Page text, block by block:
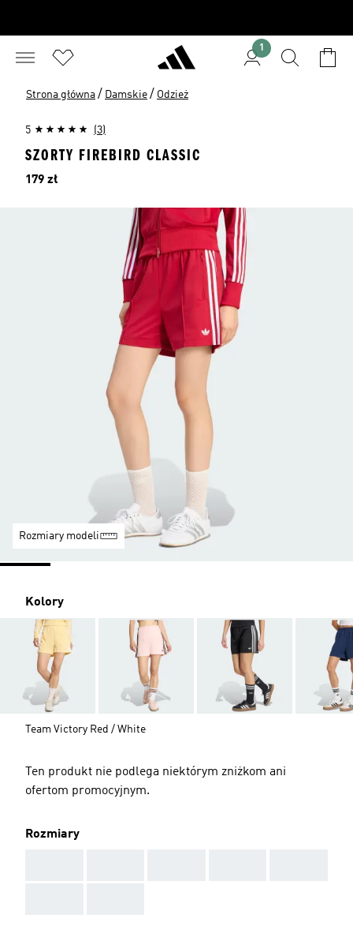
1
Strona główna / Damskie / Odzież
5 (3)
SZORTY FIREBIRD CLASSIC
Cena
179 zł
Rozmiary modeli
Kolory
Team Victory Red / White
Ten produkt nie podlega niektórym zniżkom ani
ofertom promocyjnym.
Rozmiary